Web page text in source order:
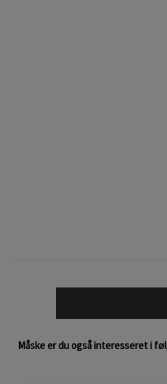
Måske er du også interesseret i